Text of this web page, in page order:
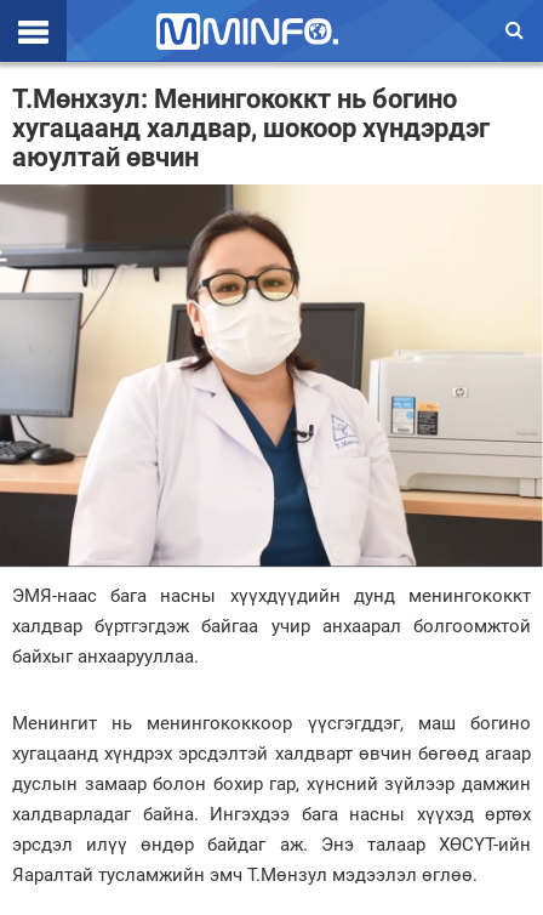
Эхлэл
Цаг агаар
Валют ханш
Эдийн засаг
Үзэл бодол
Нийгэм
Дэлхий
Энтертайнмэнт
Т.Мөнхзул: Менингококкт нь богино
хугацаанд халдвар, шокоор хүндэрдэг
аюултай өвчин
ЭМЯ-наас бага насны хүүхдүүдийн дунд менингококкт
халдвар бүртгэгдэж байгаа учир анхаарал болгоомжтой
байхыг анхаарууллаа.
Менингит нь менингококкоор үүсгэгддэг, маш богино
хугацаанд хүндрэх эрсдэлтэй халдварт өвчин бөгөөд агаар
дуслын замаар болон бохир гар, хүнсний зүйлээр дамжин
халдварладаг байна. Ингэхдээ бага насны хүүхэд өртөх
эрсдэл илүү өндөр байдаг аж. Энэ талаар ХӨСҮТ-ийн
Яаралтай тусламжийн эмч Т.Мөнзул мэдээлэл өглөө.